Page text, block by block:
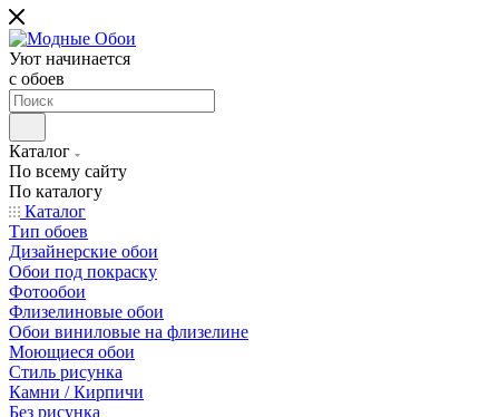
Уют начинается
c обоев
Каталог
По всему сайту
По каталогу
Каталог
Тип обоев
Дизайнерские обои
Обои под покраску
Фотообои
Флизелиновые обои
Обои виниловые на флизелине
Моющиеся обои
Стиль рисунка
Камни / Кирпичи
Без рисунка